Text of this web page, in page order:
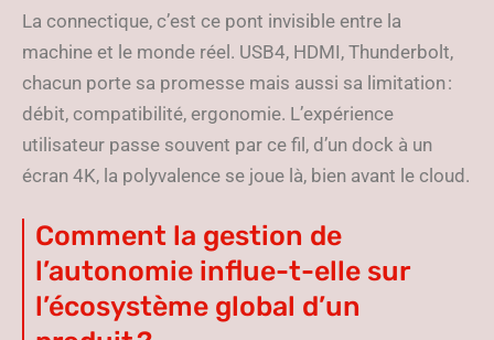
La connectique, c’est ce pont invisible entre la
machine et le monde réel. USB4, HDMI, Thunderbolt,
chacun porte sa promesse mais aussi sa limitation :
débit, compatibilité, ergonomie. L’expérience
utilisateur passe souvent par ce fil, d’un dock à un
écran 4K, la polyvalence se joue là, bien avant le cloud.
Comment la gestion de
l’autonomie influe-t-elle sur
l’écosystème global d’un